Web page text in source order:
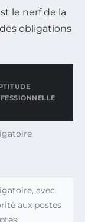
le nerf de la
obligations
avec
aux postes